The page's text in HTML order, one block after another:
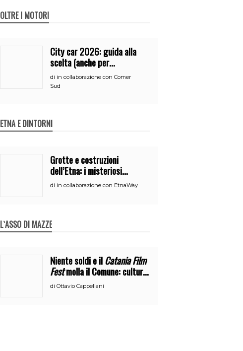
OLTRE I MOTORI
City car 2026: guida alla
scelta (anche per
neopatentati)
di in collaborazione con Comer
Sud
ETNA E DINTORNI
Grotte e costruzioni
dell’Etna: i misteriosi
nascondigli del vulcano
di in collaborazione con EtnaWay
L`ASSO DI MAZZE
Niente soldi e ilCatania Film
Festmolla il Comune: cultura
o broru di ciciri?
di Ottavio Cappellani